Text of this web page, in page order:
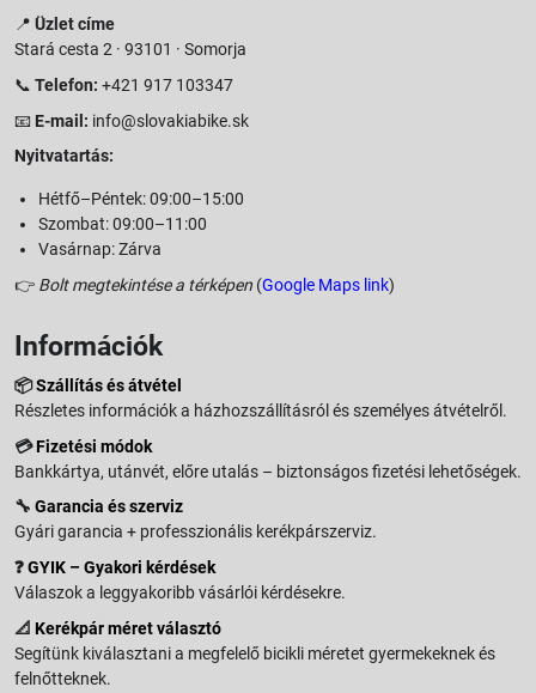
📍 Üzlet címe
Stará cesta 2 · 93101 · Somorja
📞 Telefon: +421 917 103347
📧 E-mail: info@slovakiabike.sk
Nyitvatartás:
Hétfő–Péntek: 09:00–15:00
Szombat: 09:00–11:00
Vasárnap: Zárva
👉 Bolt megtekintése a térképen (Google Maps link)
Információk
📦Szállítás és átvétel
Részletes információk a házhozszállításról és személyes átvételről.
💳Fizetési módok
Bankkártya, utánvét, előre utalás – biztonságos fizetési lehetőségek.
🔧 Garancia és szerviz
Gyári garancia + professzionális kerékpárszerviz.
❓GYIK – Gyakori kérdések
Válaszok a leggyakoribb vásárlói kérdésekre.
📐 Kerékpár méret választó
Segítünk kiválasztani a megfelelő bicikli méretet gyermekeknek és
felnőtteknek.